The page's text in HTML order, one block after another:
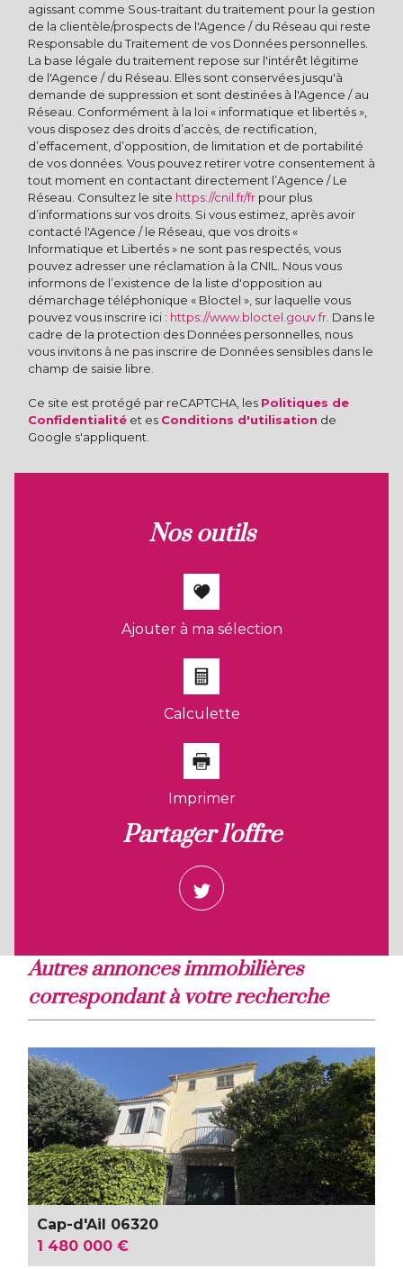
agissant comme Sous-traitant du traitement pour la gestion
de la clientèle/prospects de l'Agence / du Réseau qui reste
Responsable du Traitement de vos Données personnelles.
La base légale du traitement repose sur l'intérêt légitime
de l'Agence / du Réseau. Elles sont conservées jusqu'à
demande de suppression et sont destinées à l'Agence / au
Réseau. Conformément à la loi « informatique et libertés »,
vous disposez des droits d’accès, de rectification,
d’effacement, d’opposition, de limitation et de portabilité
de vos données. Vous pouvez retirer votre consentement à
tout moment en contactant directement l’Agence / Le
Réseau. Consultez le site https://cnil.fr/fr pour plus
d’informations sur vos droits. Si vous estimez, après avoir
contacté l'Agence / le Réseau, que vos droits «
Informatique et Libertés » ne sont pas respectés, vous
pouvez adresser une réclamation à la CNIL. Nous vous
informons de l’existence de la liste d'opposition au
démarchage téléphonique « Bloctel », sur laquelle vous
pouvez vous inscrire ici : https://www.bloctel.gouv.fr. Dans le
cadre de la protection des Données personnelles, nous
vous invitons à ne pas inscrire de Données sensibles dans le
champ de saisie libre.
Ce site est protégé par reCAPTCHA, les Politiques de
Confidentialité et es Conditions d'utilisation de
Google s'appliquent.
nos outils
Ajouter à ma sélection
Calculette
Imprimer
partager l'offre
autres annonces immobilières
correspondant à votre recherche
Cap-d'Ail 06320
1 480 000 €